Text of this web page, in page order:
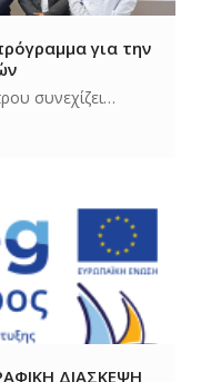
για την
συνεχίζει…
ΔΙΑΣΚΕΨΗ